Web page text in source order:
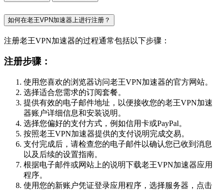
如何在老王VPN加速器上进行注册？
注册老王VPN加速器的过程通常包括以下步骤：
注册步骤：
使用您喜欢的浏览器访问老王VPN加速器的官方网站。
选择适合您需求的订阅套餐。
提供有效的电子邮件地址，以便接收您的老王VPN加速
器账户详细信息和安装说明。
选择您偏好的支付方式，例如信用卡或PayPal。
按照老王VPN加速器提供的支付说明完成交易。
支付完成后，请检查您的电子邮件以确认您已收到消息
以及后续的设置指南。
根据电子邮件或网站上的说明下载老王VPN加速器应用
程序。
使用您的新账户凭证登录应用程序，选择服务器，点击